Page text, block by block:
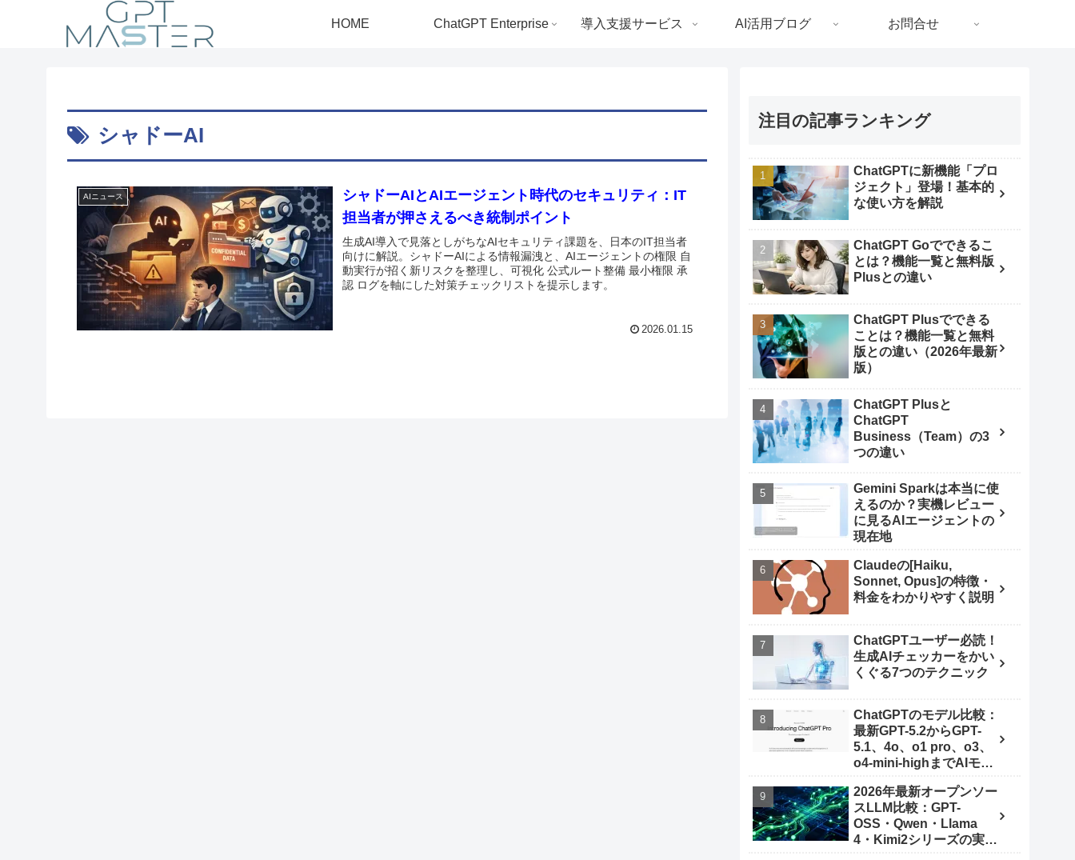
HOME ChatGPT Enterprise 導入支援サービス AI活用ブログ お問合せ
シャドーAI
AIニュース
シャドーAIとAIエージェント時代のセキュリティ：IT
担当者が押さえるべき統制ポイント
生成AI導入で見落としがちなAIセキュリティ課題を、日本のIT担当者
向けに解説。シャドーAIによる情報漏洩と、AIエージェントの権限 自
動実行が招く新リスクを整理し、可視化 公式ルート整備 最小権限 承
認 ログを軸にした対策チェックリストを提示します。
2026.01.15
注目の記事ランキング
ChatGPTに新機能「プロ
ジェクト」登場！基本的
な使い方を解説
ChatGPT Goでできるこ
とは？機能一覧と無料版
Plusとの違い
ChatGPT Plusでできる
ことは？機能一覧と無料
版との違い（2026年最新
版）
ChatGPT Plusと
ChatGPT
Business（Team）の3
つの違い
Gemini Sparkは本当に使
えるのか？実機レビュー
に見るAIエージェントの
現在地
Claudeの[Haiku,
Sonnet, Opus]の特徴・
料金をわかりやすく説明
ChatGPTユーザー必読！
生成AIチェッカーをかい
くぐる7つのテクニック
ChatGPTのモデル比較：
最新GPT-5.2からGPT-
5.1、4o、o1 pro、o3、
o4-mini-highまでAIモデ
2026年最新オープンソー
スLLM比較：GPT-
OSS・Qwen・Llama
4・Kimi2シリーズの実力